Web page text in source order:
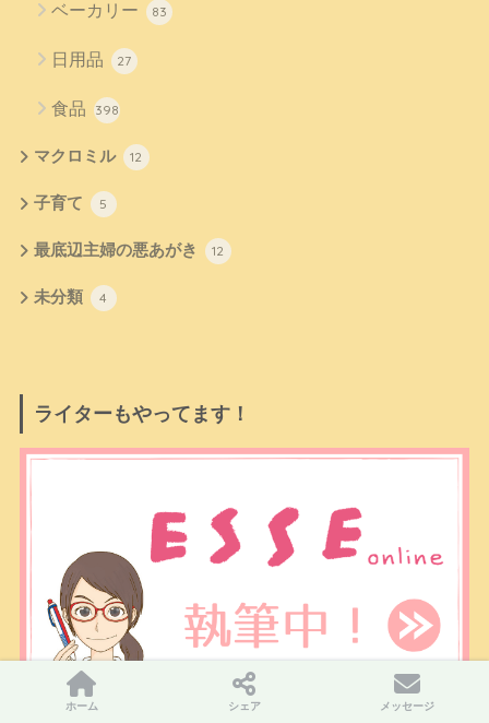
ベーカリー 83
日用品 27
食品 398
マクロミル 12
子育て 5
最底辺主婦の悪あがき 12
未分類 4
ライターもやってます！
ホーム シェア メッセージ